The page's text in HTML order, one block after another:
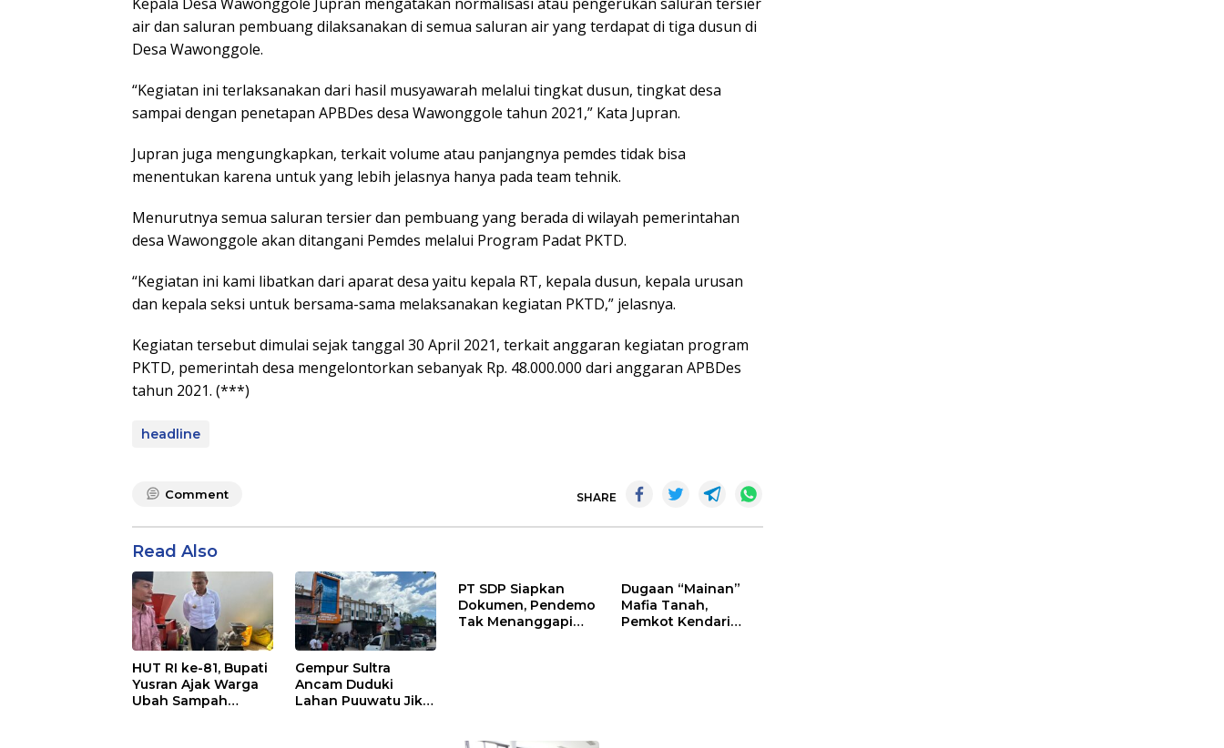
air dan saluran pembuang dilaksanakan di semua saluran air yang terdapat di tiga dusun di
Desa Wawonggole.
“Kegiatan ini terlaksanakan dari hasil musyawarah melalui tingkat dusun, tingkat desa
sampai dengan penetapan APBDes desa Wawonggole tahun 2021,” Kata Jupran.
Jupran juga mengungkapkan, terkait volume atau panjangnya pemdes tidak bisa
menentukan karena untuk yang lebih jelasnya hanya pada team tehnik.
Menurutnya semua saluran tersier dan pembuang yang berada di wilayah pemerintahan
desa Wawonggole akan ditangani Pemdes melalui Program Padat PKTD.
“Kegiatan ini kami libatkan dari aparat desa yaitu kepala RT, kepala dusun, kepala urusan
dan kepala seksi untuk bersama-sama melaksanakan kegiatan PKTD,” jelasnya.
Kegiatan tersebut dimulai sejak tanggal 30 April 2021, terkait anggaran kegiatan program
PKTD, pemerintah desa mengelontorkan sebanyak Rp. 48.000.000 dari anggaran APBDes
tahun 2021. (***)
headline
Comment SHARE
Read Also
HUT RI ke-81, Bupati
Yusran Ajak Warga
Ubah Sampah
Gempur Sultra
Ancam Duduki
Lahan Puuwatu Jika
PT SDP Siapkan
Dokumen, Pendemo
Tak Menanggapi
Dugaan “Mainan”
Mafia Tanah,
Pemkot Kendari